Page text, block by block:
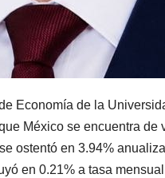
Economía de la
México se encuentra
ostentó en 3.94%
en 0.21% a tasa